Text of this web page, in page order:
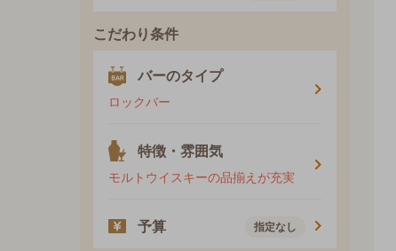
こだわり条件
バーのタイプ
ロックバー
特徴・雰囲気
モルトウイスキーの品揃えが充実
予算 指定なし